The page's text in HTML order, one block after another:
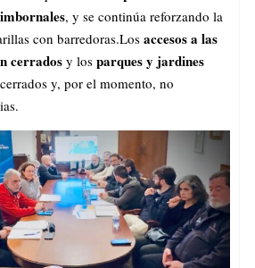
, y se continúa reforzando la
con barredoras.Losaccesos a las
cerrados y losparques y jardines
y, por el momento, no